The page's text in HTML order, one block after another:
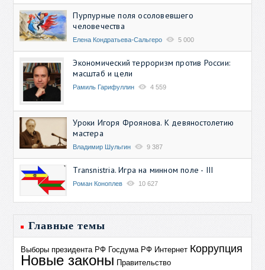
Пурпурные поля осоловевшего
человечества
Елена Кондратьева-Сальгеро 5 000
Экономический терроризм против России:
масштаб и цели
Рамиль Гарифуллин 4 559
Уроки Игоря Фроянова. К девяностолетию
мастера
Владимир Шульгин 9 387
Transnistria. Игра на минном поле - III
Роман Коноплев 10 627
Главные темы
Выборы президента РФ Госдума РФ Интернет Коррупция
Новые законы Правительство